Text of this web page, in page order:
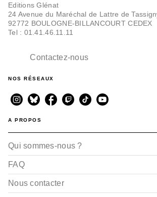
Editions Glénat
24 Avenue du Maréchal de Lattre de
92772 BOULOGNE-BILLANCOURT CEDEX
Tel : 01.41.46.11.11
Contactez-nous
NOS RÉSEAUX
A PROPOS
Qui sommes-nous ?
FAQ
Nous contacter